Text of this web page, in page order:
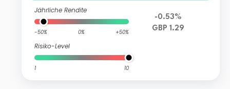
Jährliche Rendite
-50% 0% +50%
Risiko-Level
1 10
-0.53%
GBP 1.29